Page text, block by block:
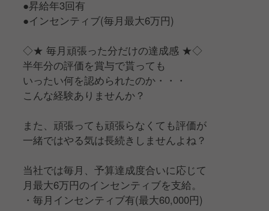
●昇給年3回有
●インセンティブ(毎月最大6万円)
◇★ 毎月頑張った分だけの達成感 ★◇
半年分の評価を賞与で貰っても
いったい何を認められたのか・・・
こんな経験ありませんか？
また、頑張っても頑張らなくても評価が
一緒ではやる気は長続きしませんよね？
当社では毎月、予算達成度合いに応じて
月最大6万円のインセンティブを支給。
・毎月インセンティブ有(最大60,000円)